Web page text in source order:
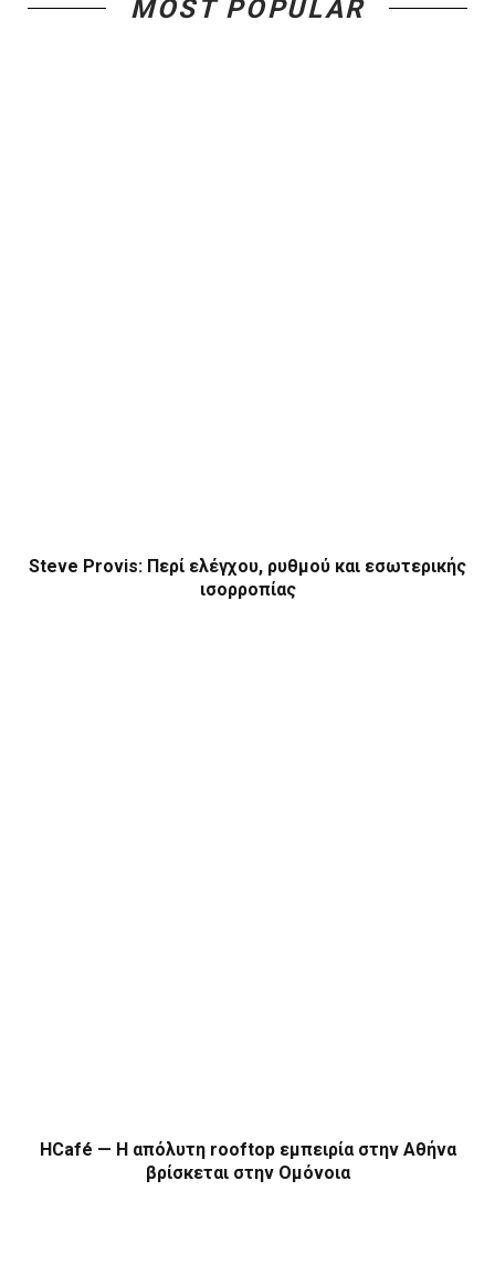
MOST POPULAR
Steve Provis: Περί ελέγχου, ρυθμού και εσωτερικής
ισορροπίας
HCafé — Η απόλυτη rooftop εμπειρία στην Αθήνα
βρίσκεται στην Ομόνοια